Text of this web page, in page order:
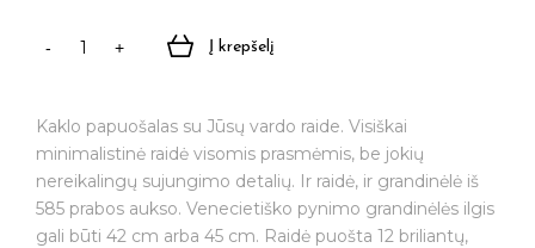
produkto
papuošalas
vardo
Į krepšelį
Kaklo papuošalas su Jūsų vardo raide. Visiškai
minimalistinė raidė visomis prasmėmis, be jokių
nereikalingų sujungimo detalių. Ir raidė, ir grandinėlė iš
585 prabos aukso. Venecietiško pynimo grandinėlės ilgis
gali būti 42 cm arba 45 cm. Raidė puošta 12 briliantų,